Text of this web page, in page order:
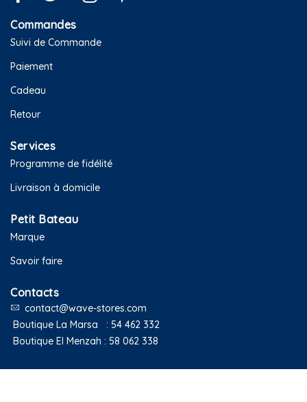
Commandes
Suivi de Commande
Paiement
Cadeau
Retour
Services
Programme de fidélité
Livraison à domicile
Petit Bateau
Marque
Savoir faire
Contacts
contact@wave-stores.com
Boutique La Marsa : 54 462 332
Boutique El Menzah : 58 062 338